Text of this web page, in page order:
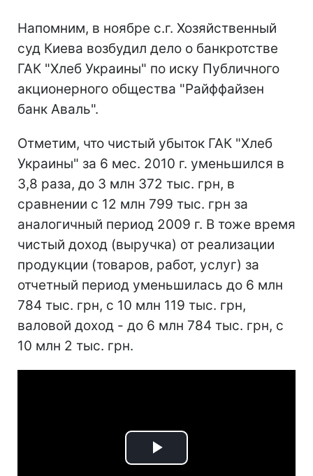
Напомним, в ноябре с.г. Хозяйственный
суд Киева возбудил дело о банкротстве
ГАК "Хлеб Украины" по иску Публичного
акционерного общества "Райффайзен
банк Аваль".
Отметим, что чистый убыток ГАК "Хлеб
Украины" за 6 мес. 2010 г. уменьшился в
3,8 раза, до 3 млн 372 тыс. грн, в
сравнении с 12 млн 799 тыс. грн за
аналогичный период 2009 г. В тоже время
чистый доход (выручка) от реализации
продукции (товаров, работ, услуг) за
отчетный период уменьшилась до 6 млн
784 тыс. грн, с 10 млн 119 тыс. грн,
валовой доход - до 6 млн 784 тыс. грн, с
10 млн 2 тыс. грн.
Play